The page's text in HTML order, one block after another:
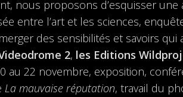
nous proposons d’esquisser
entre l’art et les sciences,
des sensibilités et savoirs
2, les Editions
au 22 novembre, exposition,
La mauvaise réputation, travail du